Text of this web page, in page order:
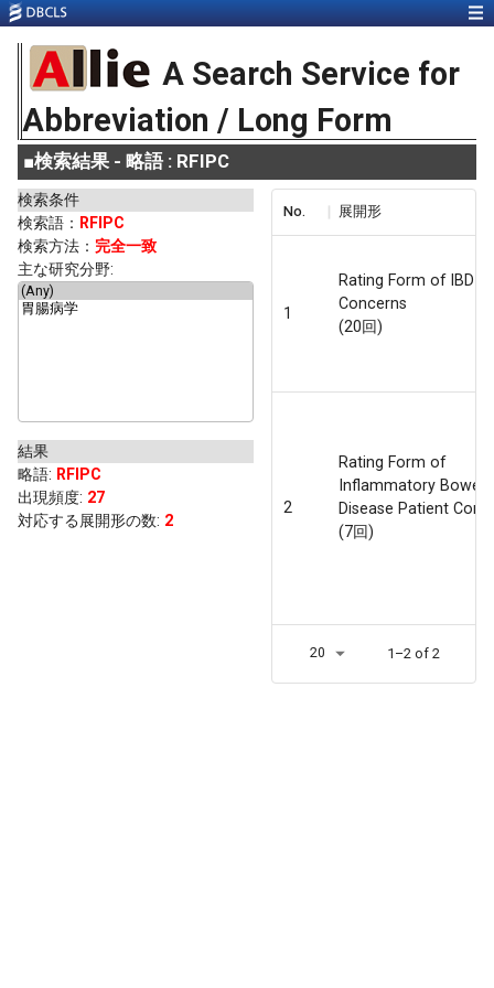
A Search Service for
Abbreviation / Long Form
■検索結果 - 略語 : RFIPC
検索条件
検索語： RFIPC
検索方法： 完全一致
主な研究分野:
結果
略語: RFIPC
出現頻度: 27
対応する展開形の数: 2
No. 展開形
1
Rating Form of IBD
Concerns
(20回)
2
Rating Form of
Inflammatory Bowel
Disease Patient
(7回)
20 1–2 of 2